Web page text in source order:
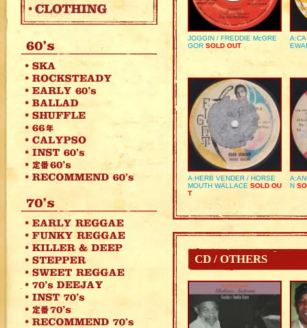
JOGGIN / FREDDIE McGRE
GOR SOLD OUT
A:HERB VENDER / HORSE
MOUTH WALLACE SOLD OU
T
N
CD / OTHERS